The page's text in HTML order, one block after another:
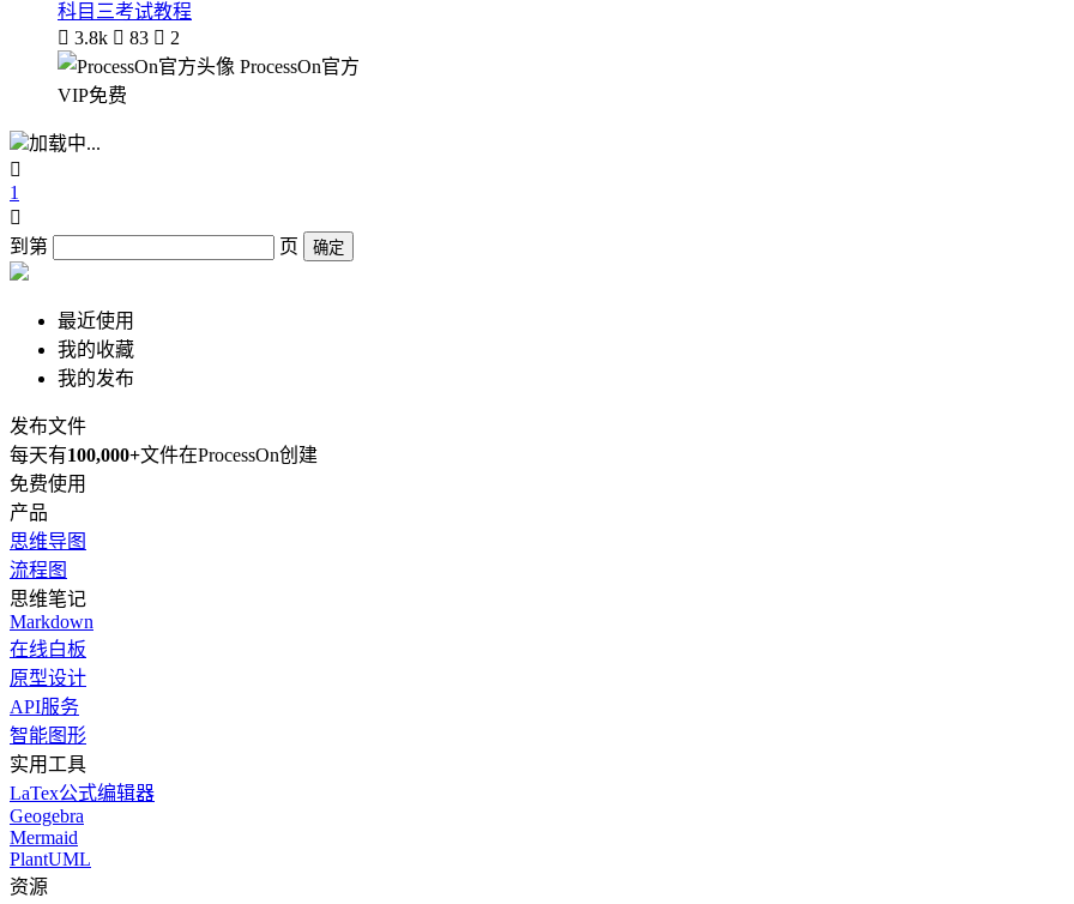
科目三考试教程
 3.8k  83  2
ProcessOn官方
VIP免费
加载中...

1

到第
页 确定
最近使用
我的收藏
我的发布
发布文件
每天有100,000+文件在ProcessOn创建
免费使用
产品
思维导图
流程图
思维笔记
Markdown
在线白板
原型设计
API服务
智能图形
实用工具
LaTex公式编辑器
Geogebra
Mermaid
PlantUML
资源